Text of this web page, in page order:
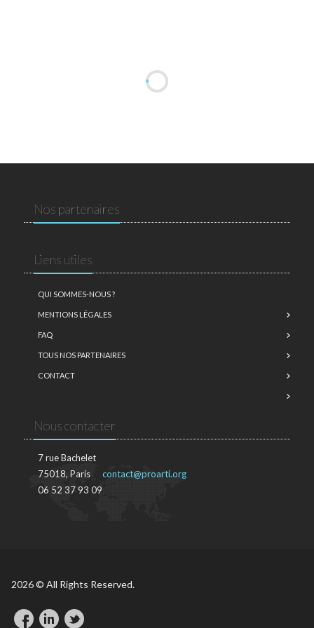
Nos partenaires
Liens utiles
QUI SOMMES-NOUS ?
MENTIONS LÉGALES
FAQ
TOUS NOS PARTENAIRES
CONTACT
Nous contacter
7 rue Bachelet
75018, Paris
06 52 37 93 09
contact@proarti.org
2026 © All Rights Reserved.